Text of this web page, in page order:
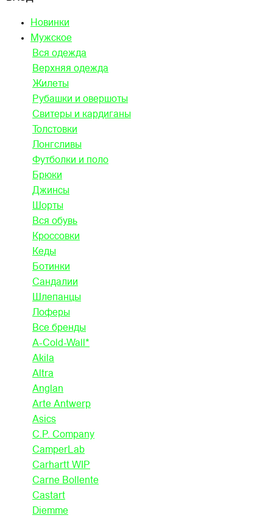
Новинки
Мужское
Вся одежда
Верхняя одежда
Жилеты
Рубашки и овершоты
Свитеры и кардиганы
Толстовки
Лонгсливы
Футболки и поло
Брюки
Джинсы
Шорты
Вся обувь
Кроссовки
Кеды
Ботинки
Сандалии
Шлепанцы
Лоферы
Все бренды
A-Cold-Wall*
Akila
Altra
Anglan
Arte Antwerp
Asics
C.P. Company
CamperLab
Carhartt WIP
Carne Bollente
Castart
Diemme